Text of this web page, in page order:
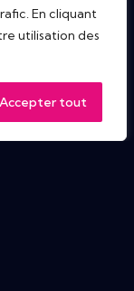
En cliquant
utilisation des
Accepter tout